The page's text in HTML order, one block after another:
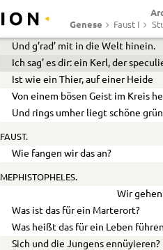
Genese
Faust I
Als hätt’ ich vier und zwanzig
Drum frisch! laß alles Sinnen seyn,
Und g’rad’ mit in die Welt hinein.
Ich sag’ es dir: ein Kerl, der
Ist wie ein Thier, auf einer Heide
Von einem bösen Geist im Kreis
Und rings umher liegt schöne
FAUST.
Wie fangen wir das an?
MEPHISTOPHELES.
Wir
Was ist das für ein Marterort?
Was heißt das für ein Leben
Sich und die Jungens ennüyieren?